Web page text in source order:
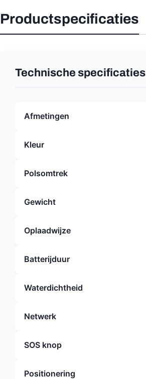
Productspecificaties
Technische specificaties
Afmetingen
Kleur
Polsomtrek
Gewicht
Oplaadwijze
Batterijduur
Waterdichtheid
Netwerk
SOS knop
Positionering